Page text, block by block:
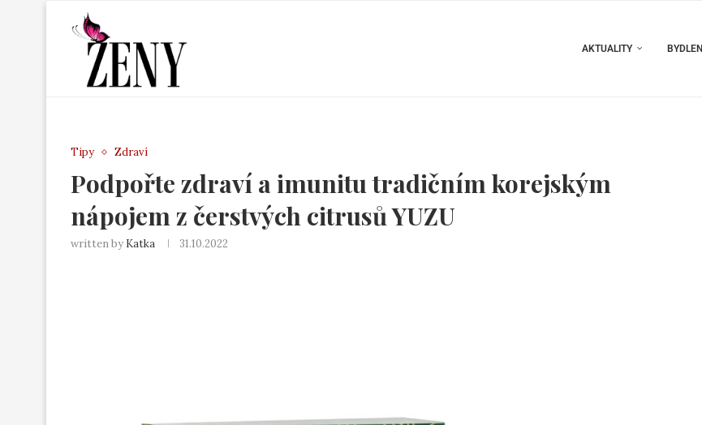
AKTUALITY BYDLENÍ
Tipy Zdraví
Podpořte zdraví a imunitu tradičním korejským
nápojem z čerstvých citrusů YUZU
written by Katka 31.10.2022